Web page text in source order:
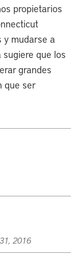
propietarios
y mudarse a
que los
grandes
que ser
2016